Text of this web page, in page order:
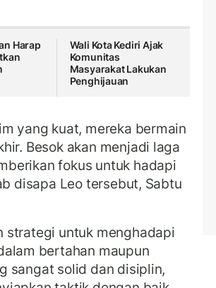
Harap
Wali Kota Kediri Ajak
Komunitas
Masyarakat Lakukan
Penghijauan
yang kuat, mereka bermain
Besok akan menjadi laga
fokus untuk hadapi
disapa Leo tersebut, Sabtu
strategi untuk menghadapi
bertahan maupun
sangat solid dan disiplin,